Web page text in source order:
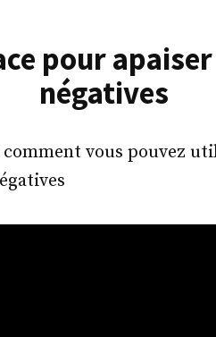
pour
négatives
vous pouvez